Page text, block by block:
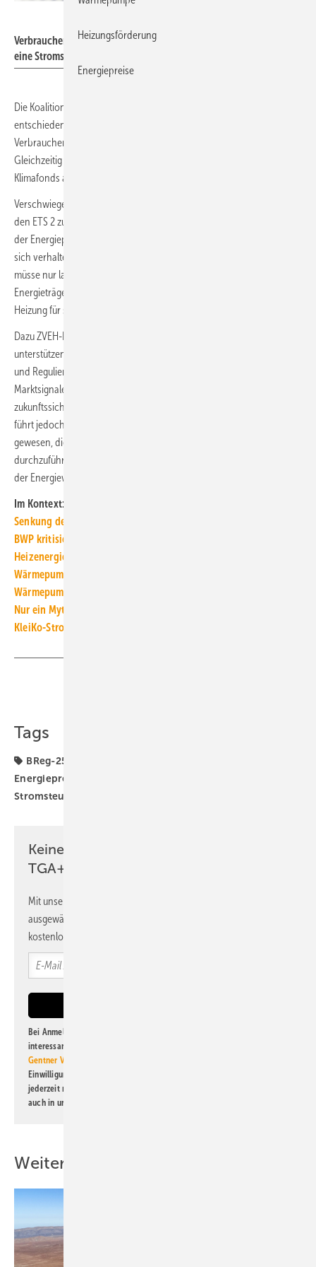
Verbraucher und Handwerksbetriebe werden nun doch nicht durch
eine Stromsteuersenkung entlastet.
Die Koalition hat entgegen den Versprechungen im Koalitionsvertrag
entschieden, die Stromsteuer nicht für alle zu senken. Das heißt
Verbraucher und Handwerksbetriebe werden nicht entlastet.
Gleichzeitig wird die Gasspeicherumlage über Subventionen aus dem
Klimafonds abgeschafft, auch um die Wirtschaft zu unterstützen.
Verschwiegen wird dabei, dass die Preise für fossile Energien durch
den ETS 2 zukünftig weiter steigen werden. Damit entsteht Chaos in
der Energiepolitik. Wirtschaft und Verbraucher wissen nicht, wie sie
sich verhalten sollen. In der Wirtschaft entsteht der Eindruck man
müsse nur lange genug Druck ausüben, dann würden Preise für fossile
Energieträger doch gesenkt. Verbraucher wissen nicht, welche
Heizung für sie langfristig am günstigsten ist.
Dazu ZVEH-Hauptgeschäftsführer Alexander Neuhäuser: „Wir
unterstützen den Ansatz der Bundesregierung, mit dem Förderungs-
und Regulierungs-Klein-Klein aufzuhören und stattdessen klare
Marktsignale einzuführen. Damit werden Investitionsentscheidungen
zukunftssicher und auf verlässliche Füße gestellt. Die aktuelle Politik
führt jedoch zu einem Kommunikationschaos. Besser wäre es
gewesen, die Stromsteuersenkung für alle wie versprochen
durchzuführen, um klare Preissignale für den erforderlichen Umbau
der Energiewende zu setzen.“ ■
Im Kontext:
Senkung der Stromsteuer für alle kommt vorerst nicht
BWP kritisiert: Strom­steu­er­sen­kung nicht im Bun­des­haus­halt
Heizenergiekosten: Wärmepumpenstrom-/Gaspreis-Barometer
Wärmepumpe: „Sinnvolle Technologie wurde schlechtgeredet“
Wärmepumpenstrom ist günstiger als „der“ Strompreis
Nur ein Mythos: „Die Erneuerung der Gas-Heizung spart Geld“
KleiKo-Strompreisankündigung auf Wärmepumpen übertragen
Tags
BReg-25
Energiepreise
Stromsteuer
Keine Zeit? Kein Problem mit dem
TGA+E Newsletter!
Mit unserem Newsletter erhalten Sie regelmäßig von uns
ausgewählte Informationen und Neuigkeiten, gebündelt und
kostenlos direkt ins Postfach.
Bei Anmeldung zu diesem Newsletter bin ich damit einverstanden, über
interessante Verlags- und Online-Angebote
Gentner Verlag GmbH & Co. KG
Einwilligung kann ich jederzeit widerrufen und eine Abmeldung ist
jederzeit möglich. Informationen zum Umgang mit Daten finden Sie
auch in unserer
Weitere Inhalte
Heizungsförderung
Energiepreise